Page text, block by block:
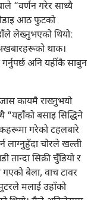
“वर्णन गरेर साध्यै
आठ फुटको
लेख्नुभएको थियो:
थाक।
अनि यहींकै साबुन
कायमै राख्नुभयो
बसाइ सिद्धिने
गरेको टहलबारे
लाग्नुहुँदा चोरले खल्ती
सिक्री चुँडियो र
बेला, वाच टावर
सुटरले मलाई उहाँको